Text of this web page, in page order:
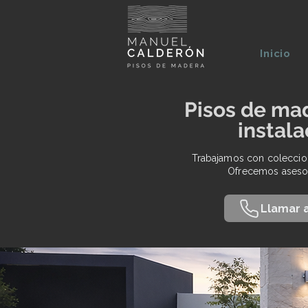
Inicio
Pisos de
Trabajamos con
Ofrecemos
Llamar